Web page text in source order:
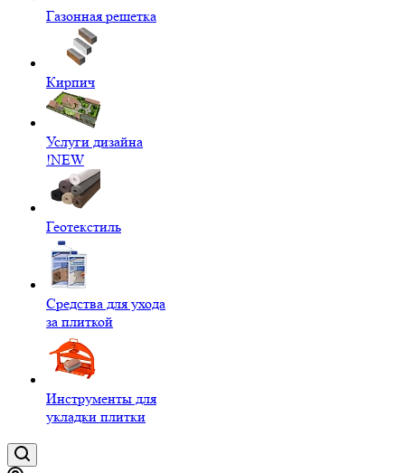
Газонная решетка
Кирпич
Услуги дизайна
!NEW
Геотекстиль
Средства для ухода
за плиткой
Инструменты для
укладки плитки